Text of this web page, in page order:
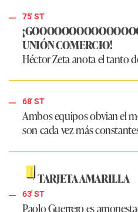
75' ST
UNIÓN COMERCIO!
Héctor Zeta anota el tanto
68' ST
Ambos equipos obvian el
son cada vez más
TARJETA AMARILLA
63' ST
Paolo Guerrero es